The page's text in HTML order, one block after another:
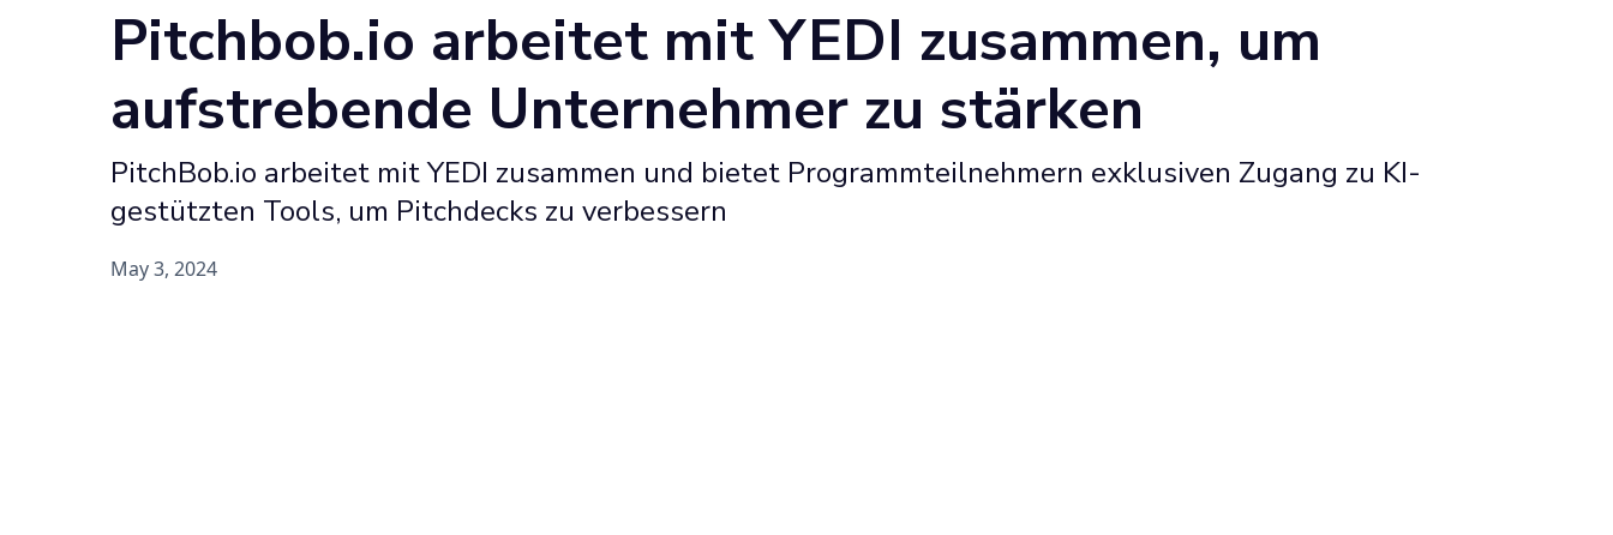
Pitchbob.io arbeitet mit YEDI zusammen, um
aufstrebende Unternehmer zu stärken
PitchBob.io arbeitet mit YEDI zusammen und bietet Programmteilnehmern exklusiven Zugang zu KI-
gestützten Tools, um Pitchdecks zu verbessern
May 3, 2024